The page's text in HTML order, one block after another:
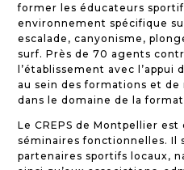
former les éducateurs
environnement spécifique
escalade, canyonisme,
surf. Près de 70 agents
l’établissement avec
au sein des formations et
dans le domaine de la
Le CREPS de Montpellier
séminaires fonctionnelles. Il
partenaires sportifs locaux,